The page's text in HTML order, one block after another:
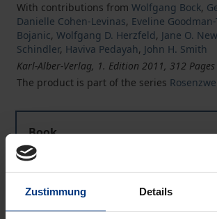
Zustimmung Details
With contributions from Wolfgang Bock,
Danielle Cohen-Levinas, Eveline
Bojanic, Wolfgang D. Herzfeld, Jane O.
Schindler, Haviva Pedayah, John H. Smith
Karl-Alber-Verlag, 1. Edition 2011, 312 Pages
The product is part of the series
Book
ISBN 978-3-495-46407-6
Available